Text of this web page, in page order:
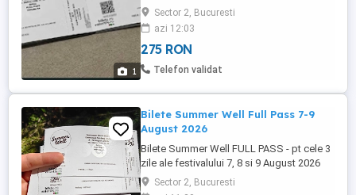
1
Sector 2, Bucuresti
azi 12:03
275 RON
Telefon validat
Bilete Summer Well Full Pass 7-9
August 2026
Bilete Summer Well FULL PASS - pt cele 3
zile ale festivalului 7, 8 si 9 August 2026
Sector 2, Bucuresti